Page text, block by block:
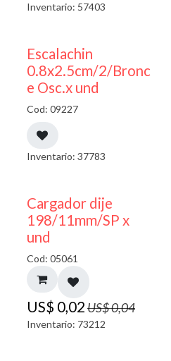
Inventario: 57403
Escalachin
0.8x2.5cm/2/Bronc
e Osc.x und
Cod: 09227
Inventario: 37783
50% DESCUENTO
Cargador dije
198/11mm/SP x
und
Cod: 05061
US$ 0,02US$0,04
Inventario: 73212